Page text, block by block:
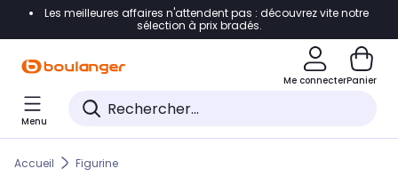
Accéder directement à la navigation
Accéder directement au pied de page
Accéder directement au chatbot
Les meilleures affaires n'attendent pas : découvrez vite notre
sélection à prix bradés.
Me connecterPanier
Menu
Accueil Figurine